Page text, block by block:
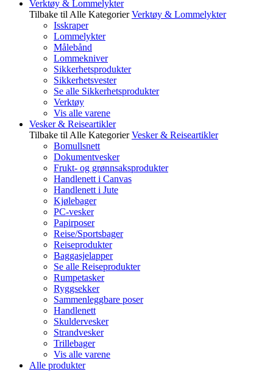
Verktøy & Lommelykter
Tilbake til Alle Kategorier Verktøy & Lommelykter
Isskraper
Lommelykter
Målebånd
Lommekniver
Sikkerhetsprodukter
Sikkerhetsvester
Se alle Sikkerhetsprodukter
Verktøy
Vis alle varene
Vesker & Reiseartikler
Tilbake til Alle Kategorier Vesker & Reiseartikler
Bomullsnett
Dokumentvesker
Frukt- og grønnsaksprodukter
Handlenett i Canvas
Handlenett i Jute
Kjølebager
PC-vesker
Papirposer
Reise/Sportsbager
Reiseprodukter
Baggasjelapper
Se alle Reiseprodukter
Rumpetasker
Ryggsekker
Sammenleggbare poser
Handlenett
Skuldervesker
Strandvesker
Trillebager
Vis alle varene
Alle produkter